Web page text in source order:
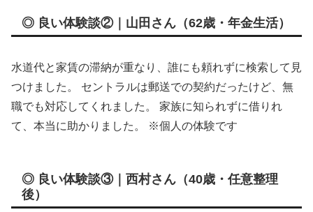
◎ 良い体験談②｜山田さん（62歳・年金生活）
水道代と家賃の滞納が重なり、誰にも頼れずに検索して見
つけました。 セントラルは郵送での契約だったけど、無
職でも対応してくれました。 家族に知られずに借りれ
て、本当に助かりました。 ※個人の体験です
◎ 良い体験談③｜西村さん（40歳・任意整理
後）